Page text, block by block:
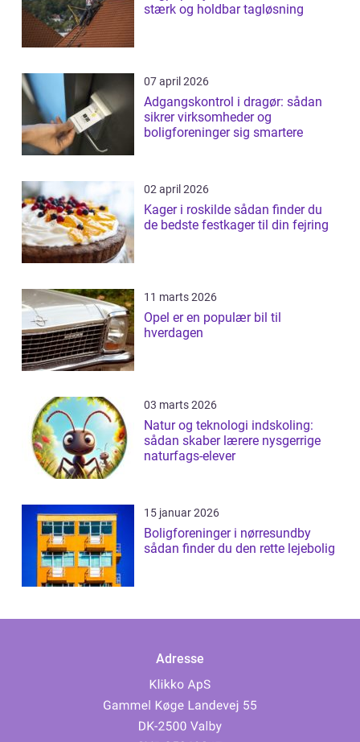
stærk og holdbar tagløsning
07 april 2026
Adgangskontrol i dragør: sådan
sikrer virksomheder og
boligforeninger sig smartere
02 april 2026
Kager i roskilde sådan finder du
de bedste festkager til din fejring
11 marts 2026
Opel er en populær bil til
hverdagen
03 marts 2026
Natur og teknologi indskoling:
sådan skaber lærere nysgerrige
naturfags-elever
15 januar 2026
Boligforeninger i nørresundby
sådan finder du den rette lejebolig
Adresse